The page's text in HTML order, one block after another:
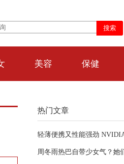
美容 保健
热门文章
轻薄便携又性能强劲
周冬雨热巴自带少女气？她